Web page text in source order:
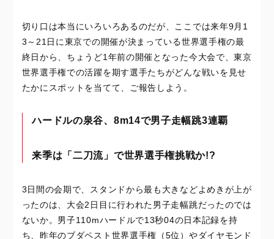
切り口は本当にいろいろあるのだが、ここでは来年9月1
3～21日に東京での開催が決まっている世界選手権の最
終日から、ちょうど1年前の開催となった今大会で、東京
世界選手権での活躍を期す選手たちがどんな戦いを見せ
たかにスポットを当てて、ご報告しよう。
ハードルの泉谷、8m14で男子走幅跳3連覇
来季は「二刀流」で世界選手権挑戦か!?
3日間の会期で、スタンドから最も大きなどよめきが上が
ったのは、大会2日目に行われた男子走幅跳だったのでは
ないか。男子110mハードルで13秒04の日本記録を持
ち、昨年のブダペスト世界選手権（5位）やダイヤモンド